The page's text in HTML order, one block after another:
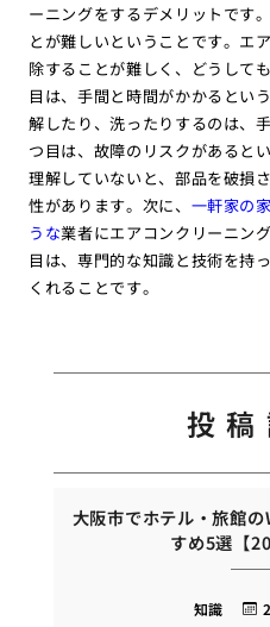
ーニングをするデメリットです
とが難しいということです。エ
除することが難しく、どうして
目は、手間と時間がかかるとい
解したり、洗ったりするのは、
つ目は、故障のリスクがあると
理解していないと、部品を破損
性があります。次に、 一軒家の
うな業者にエアコンクリーニン
目は、専門的な知識と技術を持
くれることです。
投稿
大阪市でホテル・旅館
すめ5選【
知識